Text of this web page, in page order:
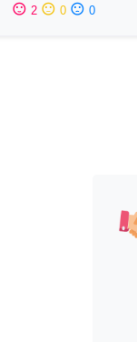
sentiment_satisfied 2 sentiment_neutral 0 sentiment_dissatisfied 0